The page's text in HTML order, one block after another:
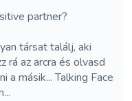
partner?
társat találj, aki
rá az arcra és olvasd
a másik... Talking Face